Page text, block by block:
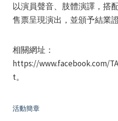
以演員聲音、肢體演譯，搭
售票呈現演出，並頒予結業證
相關網址：
https://www.facebook.com/
t。
活動簡章